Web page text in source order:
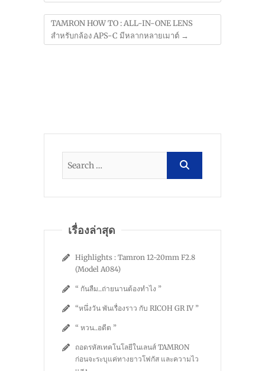
TAMRON HOW TO : ALL-IN-ONE LENS
สำหรับกล้อง APS-C มีหลากหลายเมาต์ →
เรื่องล่าสุด
Highlights : Tamron 12-20mm F2.8
(Model A084)
“ กันลืม..ถ่ายนานต้องทำไง ”
“หนึ่งวัน พันเรื่องราว กับ RICOH GR IV ”
“ หวน..อดีต ”
ถอดรหัสเทคโนโลยีในเลนส์ TAMRON
ก่อนจะระบุแค่ทางยาวโฟกัส และความไว